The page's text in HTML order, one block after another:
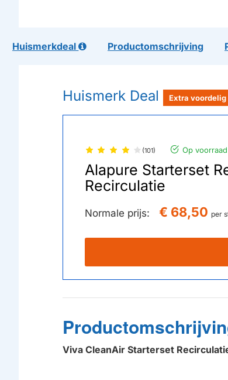
Huismerkdeal Productomschrijving
Huismerk Deal Extra voordelig
(101) Op voorraad
Alapure Starterset
Recirculatie
Normale prijs: € 68,50 per
Viva CleanAir Starterset